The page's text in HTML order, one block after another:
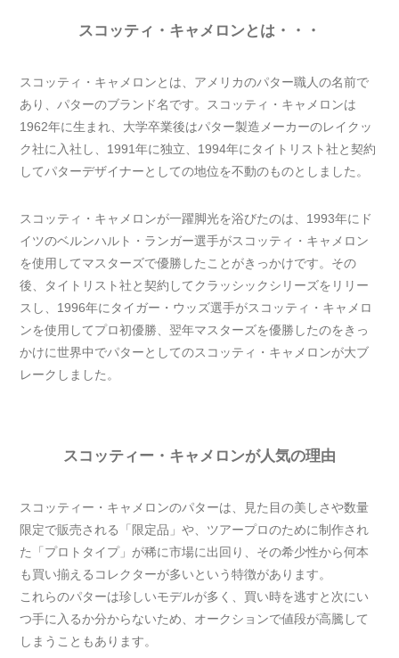
スコッティ・キャメロンとは・・・
スコッティ・キャメロンとは、アメリカのパター職人の名前で
あり、パターのブランド名です。スコッティ・キャメロンは
1962年に生まれ、大学卒業後はパター製造メーカーのレイクッ
ク社に入社し、1991年に独立、1994年にタイトリスト社と契約
してパターデザイナーとしての地位を不動のものとしました。
スコッティ・キャメロンが一躍脚光を浴びたのは、1993年にド
イツのベルンハルト・ランガー選手がスコッティ・キャメロン
を使用してマスターズで優勝したことがきっかけです。その
後、タイトリスト社と契約してクラッシックシリーズをリリー
スし、1996年にタイガー・ウッズ選手がスコッティ・キャメロ
ンを使用してプロ初優勝、翌年マスターズを優勝したのをきっ
かけに世界中でパターとしてのスコッティ・キャメロンが大ブ
レークしました。
スコッティー・キャメロンが人気の理由
スコッティー・キャメロンのパターは、見た目の美しさや数量
限定で販売される「限定品」や、ツアープロのために制作され
た「プロトタイプ」が稀に市場に出回り、その希少性から何本
も買い揃えるコレクターが多いという特徴があります。
これらのパターは珍しいモデルが多く、買い時を逃すと次にい
つ手に入るか分からないため、オークションで値段が高騰して
しまうこともあります。